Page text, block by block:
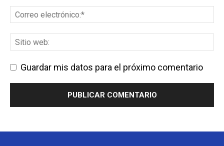
Guardar mis datos para el próximo comentario